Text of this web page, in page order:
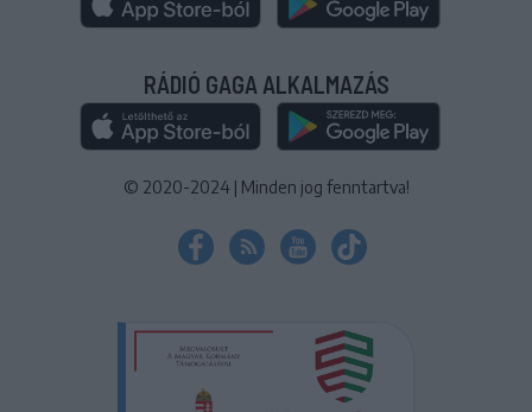
RÁDIÓ GAGA ALKALMAZÁS
© 2020-2024 | Minden jog fenntartva!